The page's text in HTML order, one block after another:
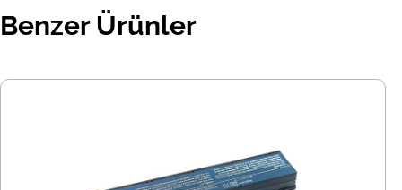
Benzer Ürünler